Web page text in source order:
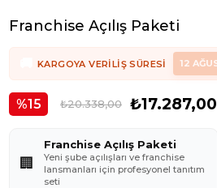
Franchise Açılış Paketi
KARGOYA VERILIŞ SÜRESI 12
15 ₺20.338,00 ₺17.287,00
🏢
Franchise Açılış Paketi
Yeni şube açılışları ve franchise
lansmanları için profesyonel tanıtım
seti